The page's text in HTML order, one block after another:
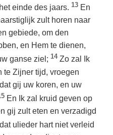
einde des jaars. 13 En
zult horen naar
gebiede, om den
en Hem te dienen,
ganse ziel; 14 Zo zal Ik
te Zijner tijd, vroegen
gij uw koren, en uw
En Ik zal kruid geven op
gij zult eten en verzadigd
ulieder hart niet verleid